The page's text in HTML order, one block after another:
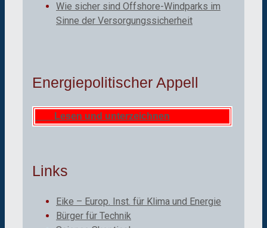
Wie sicher sind Offshore-Windparks im
Sinne der Versorgungssicherheit
Energiepolitischer Appell
Lesen und unterzeichnen
Links
Eike – Europ. Inst. für Klima und Energie
Bürger für Technik